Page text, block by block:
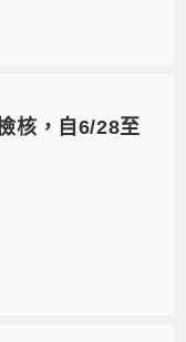
核，自6/28至